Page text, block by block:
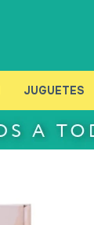
JUGUETES